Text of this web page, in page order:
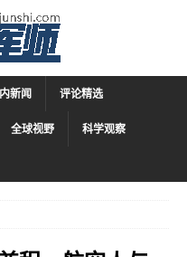
新闻 评论精选
全球视野 科学观察